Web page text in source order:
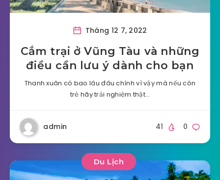
Tháng 12 7, 2022
Cắm trại ở Vũng Tàu và những
điều cần lưu ý dành cho bạn
Thanh xuân có bao lâu đâu chính vì vậy mà nếu còn
trẻ hãy trải nghiệm thật…
admin 0
41
Du Lịch